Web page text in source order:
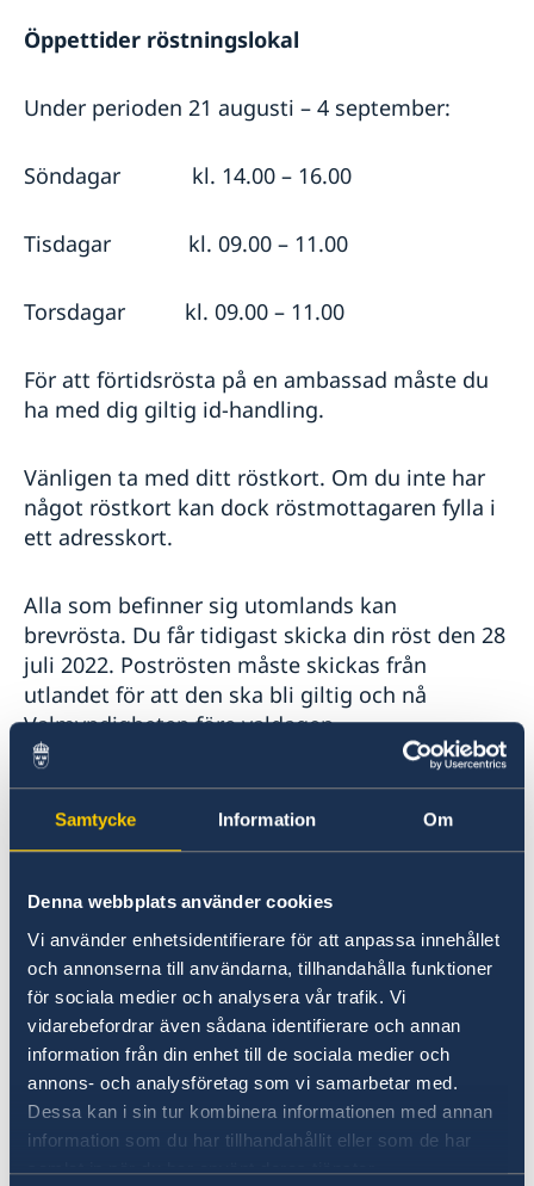
Samtycke Information Om
Denna webbplats använder cookies
Vi använder enhetsidentifierare för att anpassa innehållet
och annonserna till användarna, tillhandahålla funktioner
för sociala medier och analysera vår trafik. Vi
vidarebefordrar även sådana identifierare och annan
information från din enhet till de sociala medier och
annons- och analysföretag som vi samarbetar med.
Dessa kan i sin tur kombinera informationen med annan
information som du har tillhandahållit eller som de har
samlat in när du har använt deras tjänster.
Öppettider röstningslokal
Under perioden 21 augusti – 4 september:
Söndagar kl. 14.00 – 16.00
Tisdagar kl. 09.00 – 11.00
Torsdagar kl. 09.00 – 11.00
För att förtidsrösta på en ambassad måste du
ha med dig giltig id-handling.
Vänligen ta med ditt röstkort. Om du inte har
något röstkort kan dock röstmottagaren fylla i
ett adresskort.
Alla som befinner sig utomlands kan
brevrösta. Du får tidigast skicka din röst den 28
juli 2022. Poströsten måste skickas från
utlandet för att den ska bli giltig och nå
Valmyndigheten före valdagen.
Brevröstningsmaterial kommer att finnas
tillgängligt att hämta på ambassaden.
Information från Valmyndigheten om att
Utlandssvenskar behöver anmäla sig till
röstlängden vart tionde år
Om du är svensk medborgare, har fyllt eller
fyller 18 år senast på valdagen, är bosatt i
utlandet (inte folkbokförd i Sverige), men
någon gång har varit folkbokförd i Sverige har
du rösträtt i riksdagsvalet och valet till